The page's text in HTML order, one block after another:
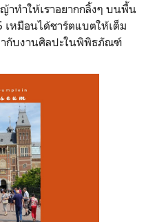
ทำให้เราอยากกลิ้งๆ บนพื้น
หมือนได้ชาร์ตแบตให้เต็ม
ำกับงานศิลปะในพิพิธภัณฑ์